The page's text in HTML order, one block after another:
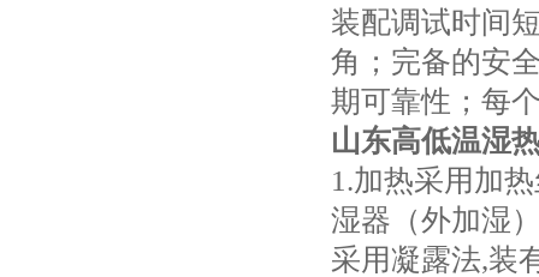
装配调试时间
角；完备的安
期可靠性；每
山东高低温湿
1.加热采用加
湿器（外加湿
采用凝露法,装